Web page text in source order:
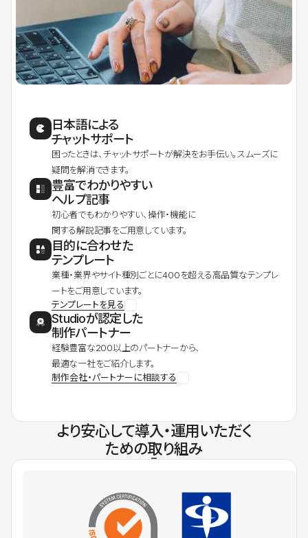
日本語による
チャットサポート
困ったときは、チャットサポートが解決をお手伝い。スムーズに
疑問を解消できます。
豊富でわかりやすい
ヘルプ記事
初心者でもわかりやすい、操作・機能に
関する解説記事をご用意しています。
目的に合わせた
テンプレート
業種・業界やサイト種別ごとに400を超える高品質なテンプレ
ートをご用意しています。
テンプレートを見る
Studioが認定した
制作パートナー
経験豊富な200以上のパートナーから、
最適な一社をご紹介します。
制作会社・パートナーに相談する
より安心して導入・運用いただく
ための取り組み